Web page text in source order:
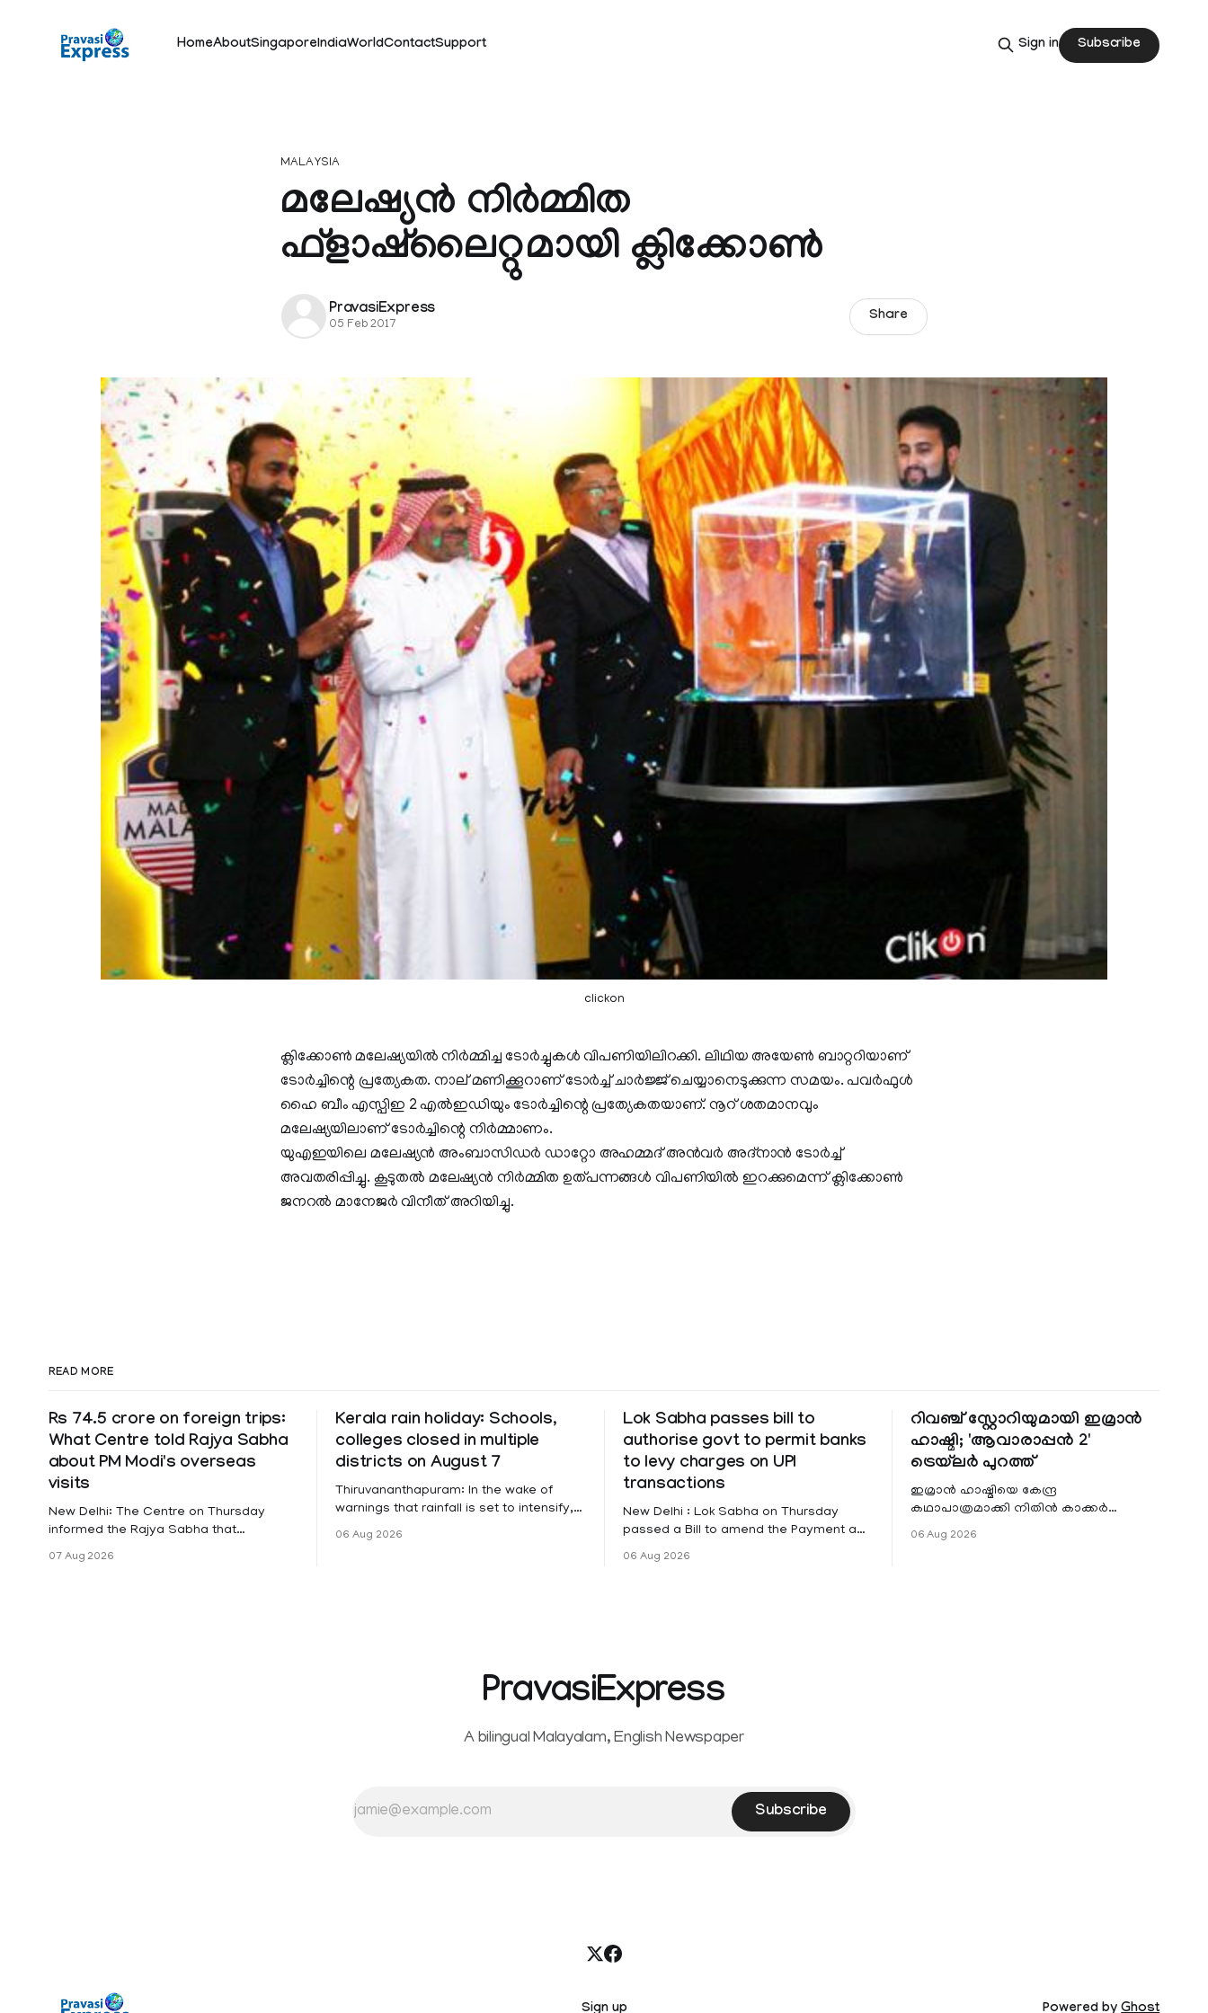
HomeAboutSingaporeIndiaWorldContactSupport Sign in Subscribe
MALAYSIA
മലേഷ്യന്‍ നിര്‍മ്മിത
ഫ്‌ളാഷ്‌ലൈറ്റുമായി ക്ലിക്കോണ്‍
PravasiExpress
05 Feb 2017
Share
clickon
ക്ലിക്കോൺ മലേഷ്യയിൽ നിർമ്മിച്ച ടോർച്ചുകൾ വിപണിയിലിറക്കി. ലിഥിയ അയേൺ ബാറ്ററിയാണ്
ടോർച്ചിന്റെ പ്രത്യേകത. നാല് മണിക്കൂറാണ് ടോർച്ച് ചാർജ്ജ് ചെയ്യാനെടുക്കുന്ന സമയം. പവർഫുൾ
ഹൈ ബീം എസ്പിഇ 2 എൽഇഡിയും ടോർച്ചിന്റെ പ്രത്യേകതയാണ്. നൂറ് ശതമാനവും
മലേഷ്യയിലാണ് ടോർച്ചിന്റെ നിർമ്മാണം.
യുഎഇയിലെ മലേഷ്യൻ അംബാസിഡർ ഡാറ്റോ അഹമ്മദ് അൻവർ അദ്നാൻ ടോർച്ച്
അവതരിപ്പിച്ചു. കൂടുതൽ മലേഷ്യൻ നിർമ്മിത ഉത്പന്നങ്ങൾ വിപണിയിൽ ഇറക്കുമെന്ന് ക്ലിക്കോൺ
ജനറൽ മാനേജർ വിനീത് അറിയിച്ചു.
READ MORE
Rs 74.5 crore on foreign trips:
What Centre told Rajya Sabha
about PM Modi's overseas
visits
New Delhi: The Centre on Thursday
informed the Rajya Sabha that
Modi's foreign visits has crossed ₹74.5
07 Aug 2026
Kerala rain holiday: Schools,
colleges closed in multiple
districts on August 7
Thiruvananthapuram: In the wake of
warnings that rainfall is set to intensify,
Friday for educational institutions across
06 Aug 2026
Lok Sabha passes bill to
authorise govt to permit banks
to levy charges on UPI
transactions
New Delhi : Lok Sabha on Thursday
passed a Bill to amend the Payment and
authorises the government to permit
06 Aug 2026
റിവഞ്ച് സ്റ്റോറിയുമായി ഇമ്രാൻ
ഹാഷ്മി; 'ആവാരാപ്പൻ 2'
ട്രെയ്‌ലർ പുറത്ത്
ഇമ്രാൻ ഹാഷ്മിയെ കേന്ദ്ര
കഥാപാത്രമാക്കി നിതിൻ കാക്കർ
'ആവാരാപ്പൻ 2'. ഐഎംഡിബി പട്ടിക
06 Aug 2026
PravasiExpress
A bilingual Malayalam, English Newspaper
Subscribe
Sign up Powered byGhost